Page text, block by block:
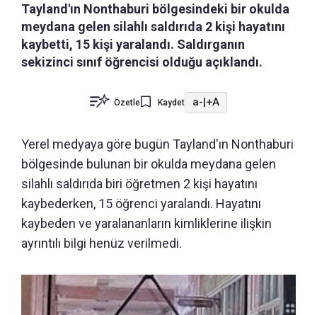
Tayland'ın Nonthaburi bölgesindeki bir okulda
meydana gelen silahlı saldırıda 2 kişi hayatını
kaybetti, 15 kişi yaralandı. Saldırganın
sekizinci sınıf öğrencisi olduğu açıklandı.
Özetle Kaydet a-|+A
Yerel medyaya göre bugün Tayland'ın Nonthaburi
bölgesinde bulunan bir okulda meydana gelen
silahlı saldırıda biri öğretmen 2 kişi hayatını
kaybederken, 15 öğrenci yaralandı. Hayatını
kaybeden ve yaralananların kimliklerine ilişkin
ayrıntılı bilgi henüz verilmedi.